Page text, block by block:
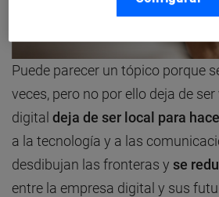
Puede parecer un tópico porque
veces, pero no por ello deja de
digital deja de ser local para
a la tecnología y a las
desdibujan las fronteras y se
entre la empresa digital y sus